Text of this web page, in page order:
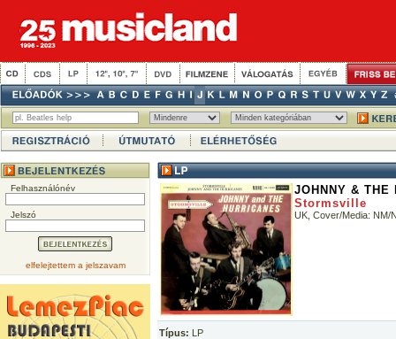
Felhasználónév
Jelszó
elfelejtettem a jelszavam
JOHNNY & THE
Stormsville
UK, Cover/Media: NM/
Típus: LP